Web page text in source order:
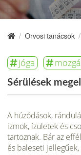
/ Orvosi tanácsok /
jóga
Sérülések
A húzódások,
izmok, ízületek és
tartoznak. Bár az
és baleseti